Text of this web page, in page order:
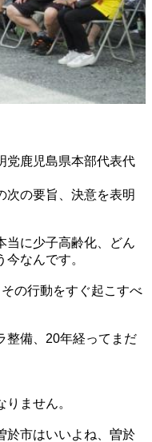
党鹿児島県本部代表代
の要旨、決意を表明
に少子高齢化、どん
なんです。
の行動をすぐ起こすべ
整備、20年経ってまだ
ません。
於市はいいよね、曽於